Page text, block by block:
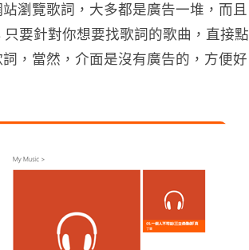
瀏覽歌詞，大多都是廣告一堆，而且
要針對你想要找歌詞的歌曲，直接點
，當然，介面是沒有廣告的，方便好